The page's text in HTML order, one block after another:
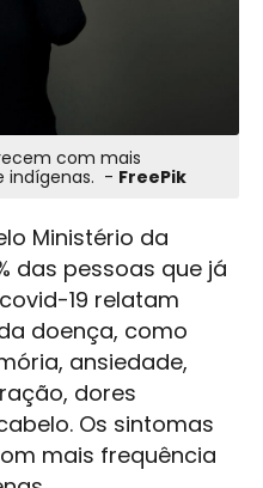
com mais
indígenas. - FreePik
Ministério da
das pessoas que já
19 relatam
doença, como
ansiedade,
dores
Os sintomas
mais frequência